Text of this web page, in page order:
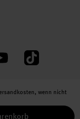
YouTube TikTok
, wenn nicht
für unseren Newsletter